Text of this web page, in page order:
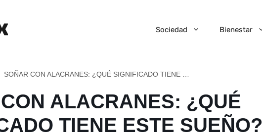
Sociedad Bienestar
ALACRANES: ¿QUÉ
TIENE ESTE SUEÑO?